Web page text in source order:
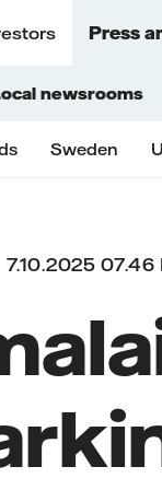
Press
newsrooms
Sweden
7.10.2025 07.46